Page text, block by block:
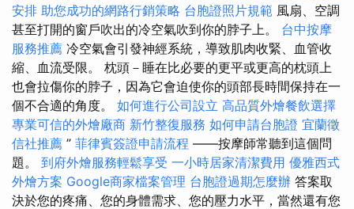
安排 助您成功的網路行銷策略 台胞證照片規範 風扇、空調
甚至打開的窗戶吹出的冷空氣吹到你的脖子上。 台中按摩
服務推薦 冷空氣會引發神經系統，導致肌肉收緊、血管收
縮、血流受限。 枕頭－睡在比必要的更平或更高的枕頭上
也會拉傷你的脖子，因為它會迫使你的頭部長時間保持在一
個不合適的角度。 如何進行公司設立 高品質外燴餐飲選擇
專業可信的外燴廠商 新竹整復服務 如何申請台胞證 宜蘭徵
信社推薦 ” 菲律賓簽證申請流程 ——按摩師常聽到這個問
題。 到府外燴服務輕鬆享受 一小時居家清潔費用 優雅西式
外燴方案 Google商家檔案管理 台胞證過期怎麼辦 答案取
決於您的疼痛、您的身體需求、您的壓力水平，當然還有您